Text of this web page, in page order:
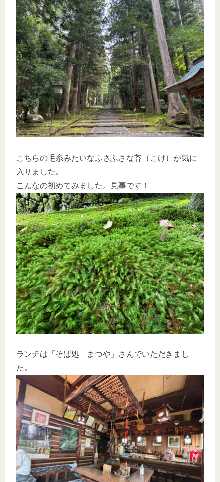
こちらの毛糸みたいなふさふさな苔（こけ）が気に
入りました。
こんなの初めてみました。見事です！
ランチは「そば処 まつや」さんでいただきまし
た。